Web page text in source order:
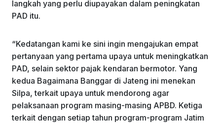
langkah yang perlu diupayakan dalam peningkatan
PAD itu.
“Kedatangan kami ke sini ingin mengajukan empat
pertanyaan yang pertama upaya untuk meningkatkan
PAD, selain sektor pajak kendaran bermotor. Yang
kedua Bagaimana Banggar di Jateng ini menekan
Silpa, terkait upaya untuk mendorong agar
pelaksanaan program masing-masing APBD. Ketiga
terkait dengan setiap tahun program-program Jatim